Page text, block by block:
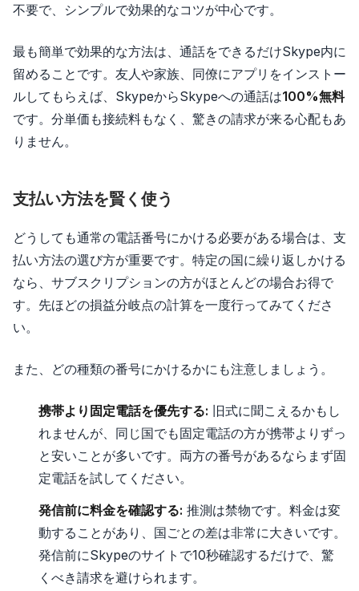
不要で、シンプルで効果的なコツが中心です。
最も簡単で効果的な方法は、通話をできるだけSkype内に
留めることです。友人や家族、同僚にアプリをインストー
ルしてもらえば、SkypeからSkypeへの通話は100%無料
です。分単価も接続料もなく、驚きの請求が来る心配もあ
りません。
支払い方法を賢く使う
どうしても通常の電話番号にかける必要がある場合は、支
払い方法の選び方が重要です。特定の国に繰り返しかける
なら、サブスクリプションの方がほとんどの場合お得で
す。先ほどの損益分岐点の計算を一度行ってみてくださ
い。
また、どの種類の番号にかけるかにも注意しましょう。
携帯より固定電話を優先する: 旧式に聞こえるかもし
れませんが、同じ国でも固定電話の方が携帯よりずっ
と安いことが多いです。両方の番号があるならまず固
定電話を試してください。
発信前に料金を確認する: 推測は禁物です。料金は変
動することがあり、国ごとの差は非常に大きいです。
発信前にSkypeのサイトで10秒確認するだけで、驚
くべき請求を避けられます。